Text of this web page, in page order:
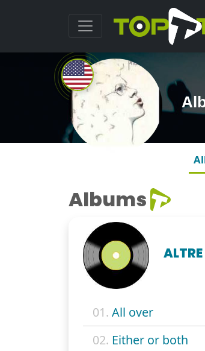
Albums
01. All over
02. Either or both